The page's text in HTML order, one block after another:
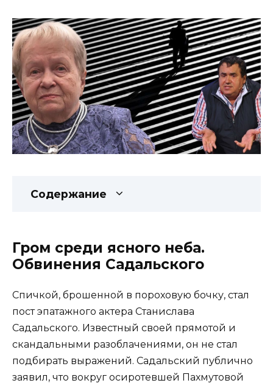
Содержание
Гром среди ясного неба.
Обвинения Садальского
Спичкой, брошенной в пороховую бочку, стал
пост эпатажного актера Станислава
Садальского. Известный своей прямотой и
скандальными разоблачениями, он не стал
подбирать выражений. Садальский публично
заявил, что вокруг осиротевшей Пахмутовой